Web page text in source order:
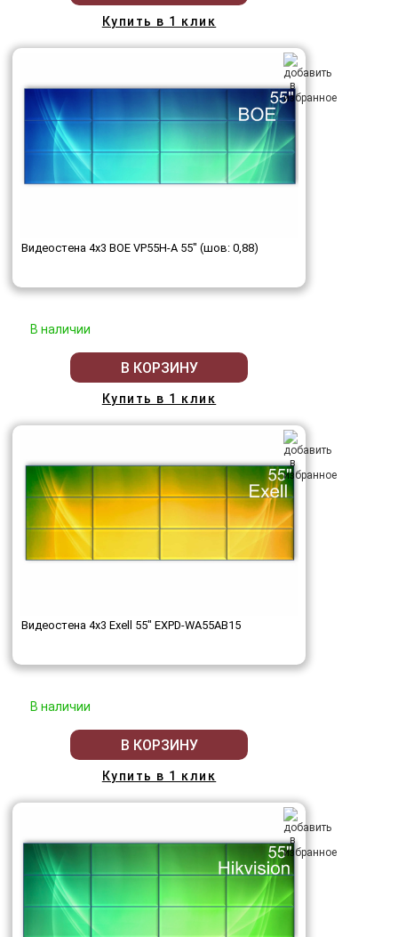
Купить в 1 клик
Видеостена 4x3 BOE VP55H-A 55" (шов: 0,88)
В наличии
В КОРЗИНУ
Купить в 1 клик
Видеостена 4x3 Exell 55" EXPD-WA55AB15
В наличии
В КОРЗИНУ
Купить в 1 клик